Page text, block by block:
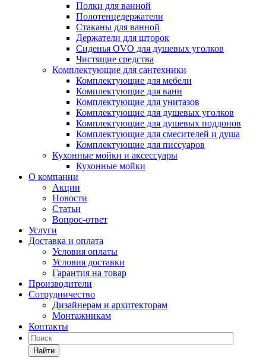
Полки для ванной
Полотенцедержатели
Стаканы для ванной
Держатели для шторок
Сиденья OVO для душевых уголков
Чистящие средства
Комплектующие для сантехники
Комплектующие для мебели
Комплектующие для ванн
Комплектующие для унитазов
Комплектующие для душевых уголков
Комплектующие для душевых поддонов
Комплектующие для смесителей и душа
Комплектующие для писсуаров
Кухонные мойки и аксессуары
Кухонные мойки
О компании
Акции
Новости
Статьи
Вопрос-ответ
Услуги
Доставка и оплата
Условия оплаты
Условия доставки
Гарантия на товар
Производители
Сотрудничество
Дизайнерам и архитекторам
Монтажникам
Контакты
Найти